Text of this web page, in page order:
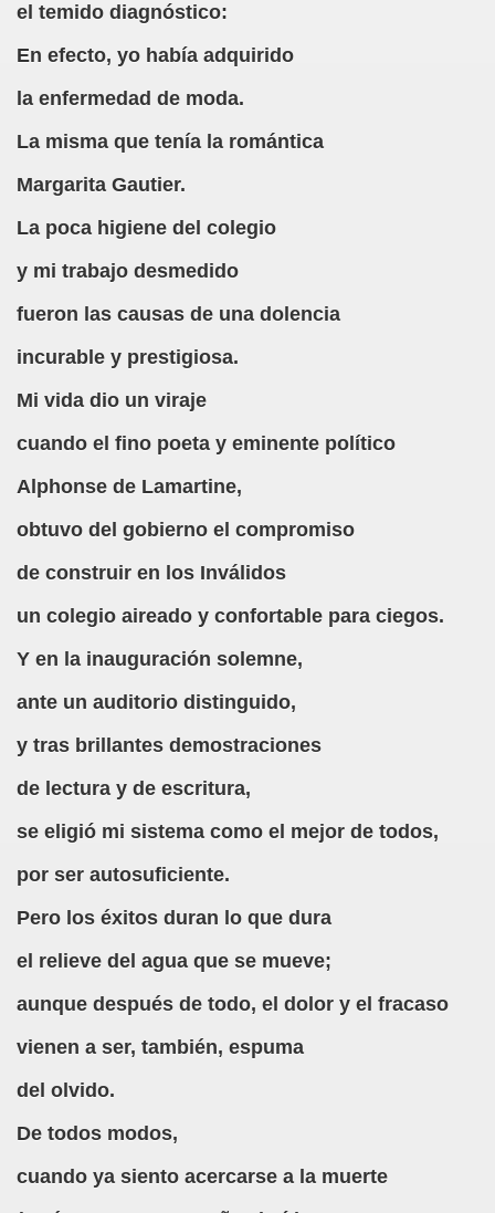
el temido diagnóstico:
En efecto, yo había adquirido
la enfermedad de moda.
La misma que tenía la romántica
Margarita Gautier.
La poca higiene del colegio
y mi trabajo desmedido
fueron las causas de una dolencia
incurable y prestigiosa.
Mi vida dio un viraje
cuando el fino poeta y eminente político
Alphonse de Lamartine,
obtuvo del gobierno el compromiso
de construir en los Inválidos
un colegio aireado y confortable para ciegos.
Y en la inauguración solemne,
ante un auditorio distinguido,
y tras brillantes demostraciones
de lectura y de escritura,
se eligió mi sistema como el mejor de todos,
por ser autosuficiente.
Pero los éxitos duran lo que dura
el relieve del agua que se mueve;
aunque después de todo, el dolor y el fracaso
vienen a ser, también, espuma
del olvido.
De todos modos,
cuando ya siento acercarse a la muerte
Moese y Javier Fran)
Mis Sentidos (Eutiquio Cabrerizo)
ciego, elpais.com, 03-02-2008 (Juan José Millás)
(Juan José Millás)
(José Molina Torres)
(José Molina Torres)
San Luis Gonzaga de la ONCE (José Molina Torres)
Figueroa)
Muñoz)
torres)
de Papel (José Molina Torres)
- Reunión de Semáforos (José Molina Torres)
Pelayo, Jesús Montoro y Espido Freire)
El País, 12 de Mayo de 1990 (Antonio Muñoz Molina)